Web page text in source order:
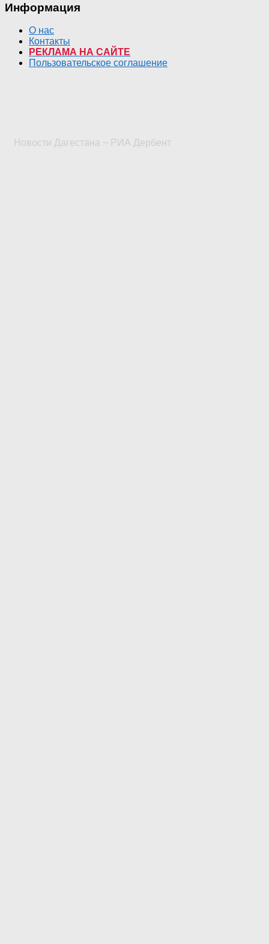
Информация
О нас
Контакты
РЕКЛАМА НА САЙТЕ
Пользовательское соглашение
Новости Дагестана ~ РИА Дербент